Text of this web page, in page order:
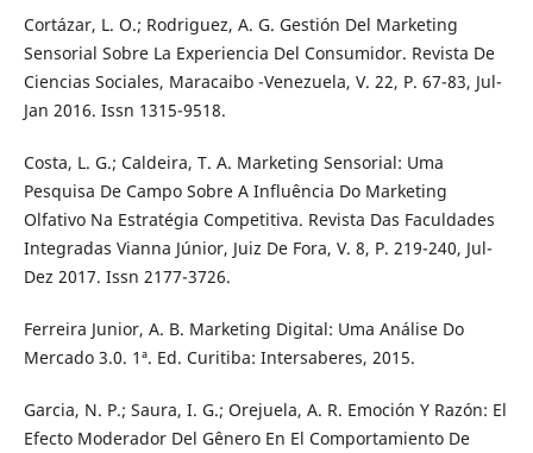
Cortázar, L. O.; Rodriguez, A. G. Gestión Del Marketing
Sensorial Sobre La Experiencia Del Consumidor. Revista De
Ciencias Sociales, Maracaibo -Venezuela, V. 22, P. 67-83, Jul-
Jan 2016. Issn 1315-9518.
Costa, L. G.; Caldeira, T. A. Marketing Sensorial: Uma
Pesquisa De Campo Sobre A Influência Do Marketing
Olfativo Na Estratégia Competitiva. Revista Das Faculdades
Integradas Vianna Júnior, Juiz De Fora, V. 8, P. 219-240, Jul-
Dez 2017. Issn 2177-3726.
Ferreira Junior, A. B. Marketing Digital: Uma Análise Do
Mercado 3.0. 1ª. Ed. Curitiba: Intersaberes, 2015.
Garcia, N. P.; Saura, I. G.; Orejuela, A. R. Emoción Y Razón: El
Efecto Moderador Del Gênero En El Comportamiento De